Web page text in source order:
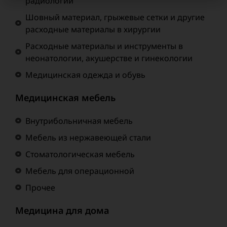
Шовный материал, грыжевые сетки и другие
расходные материалы в хирургии
Расходные материалы и инструменты в
неонатологии, акушерстве и гинекологии
Медицинская одежда и обувь
Медицинская мебель
Внутрибольничная мебель
Мебель из нержавеющей стали
Стоматологическая мебель
Мебель для операционной
Прочее
Медицина для дома